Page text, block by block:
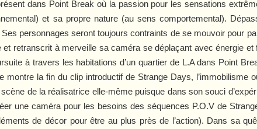
dans Point Break où la passion pour les sensations
et sa propre nature (au sens comportemental).
personnages seront toujours contraints de se mouvoir pour
retranscrit à merveille sa caméra se déplaçant avec énergie et
à travers les habitations d’un quartier de L.A dans Point
montre la fin du clip introductif de Strange Days, l’immobilisme
de la réalisatrice elle-même puisque dans son souci
une caméra pour les besoins des séquences P.O.V de
de décor pour être au plus près de l’action). Dans sa